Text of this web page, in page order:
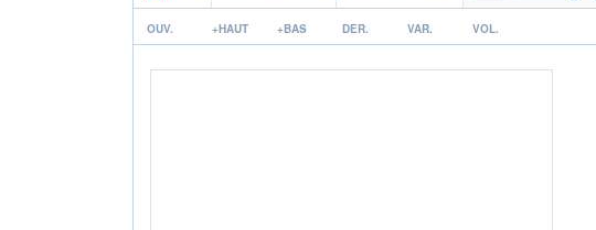
OUV. +HAUT +BAS DER. VAR. VOL.